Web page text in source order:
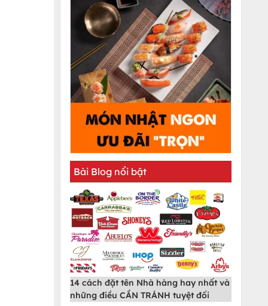
Bài Blog nổi bật
14 cách đặt tên Nhà hàng hay nhất và
những điều CẦN TRÁNH tuyệt đối